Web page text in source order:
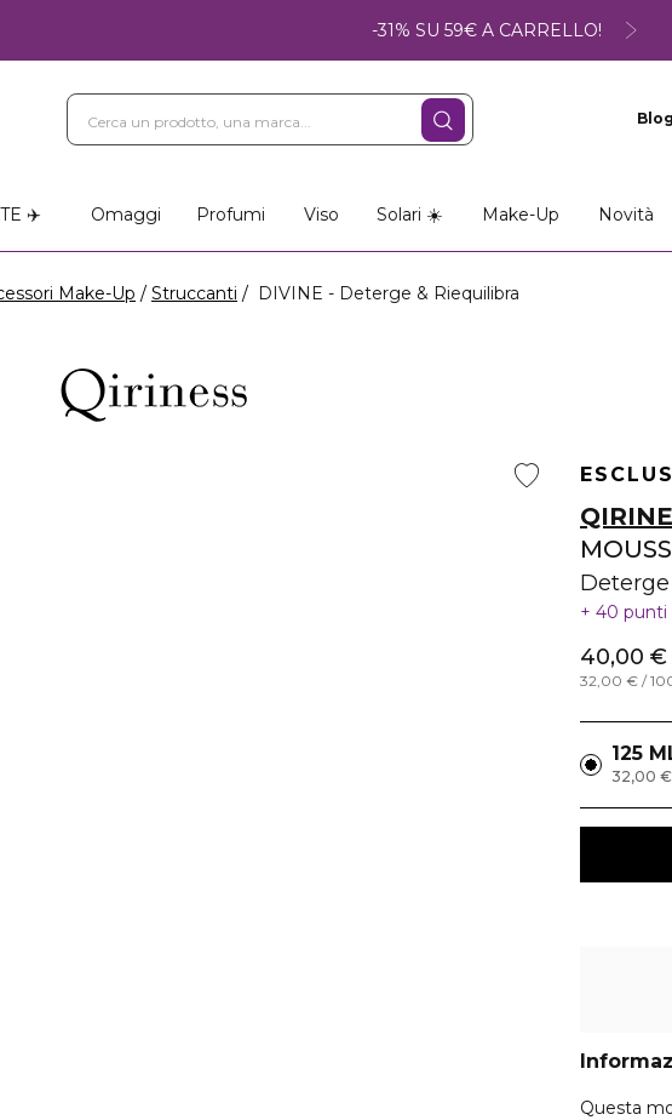
-31% SU 59€ A CARRELLO!
Blog
✈️ Omaggi Profumi Viso Solari ☀️ Make-Up Novità
Make-Up Struccanti DIVINE - Deterge & Riequilibra
40 punti
40,00 €
32,00 € /
125
32,00 €
Questa